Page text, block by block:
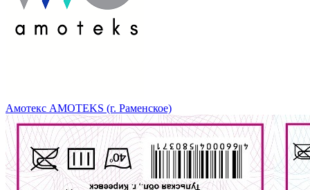
Амотекс AMOTEKS (г. Раменское)